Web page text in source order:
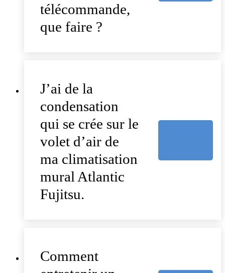
télécommande,
que faire ?
J’ai de la
condensation
qui se crée sur le
volet d’air de
ma climatisation
mural Atlantic
Fujitsu.
Comment